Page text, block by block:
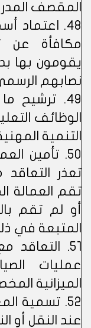
المقصف
48. اعتماد
مكافأة عن
يقومون بها
نصابهم الرسمي (24)
الوظائف
التنمية
50. تأمين
تعذر
تقم العمالة
أو لم تقم
المتبعة في
51.
عمليات
الميزانية
52. تسمية
عند النقل أو